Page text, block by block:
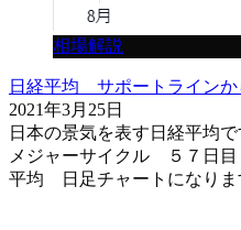
相場解説
日経平均 サポートラインか
2021年3月25日
日本の景気を表す日経平均
メジャーサイクル ５７日
平均 日足チャートになりま